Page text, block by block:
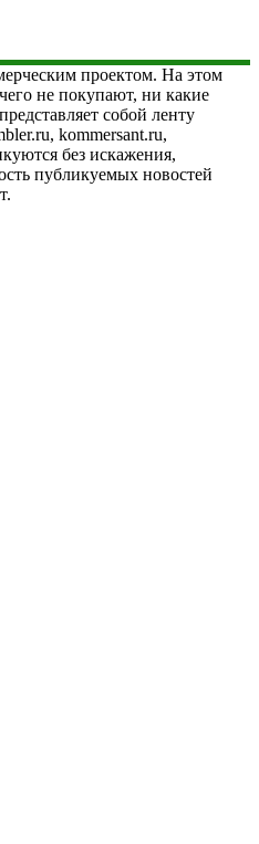
проектом. На этом
не покупают, ни какие
собой ленту
kommersant.ru,
без искажения,
публикуемых новостей